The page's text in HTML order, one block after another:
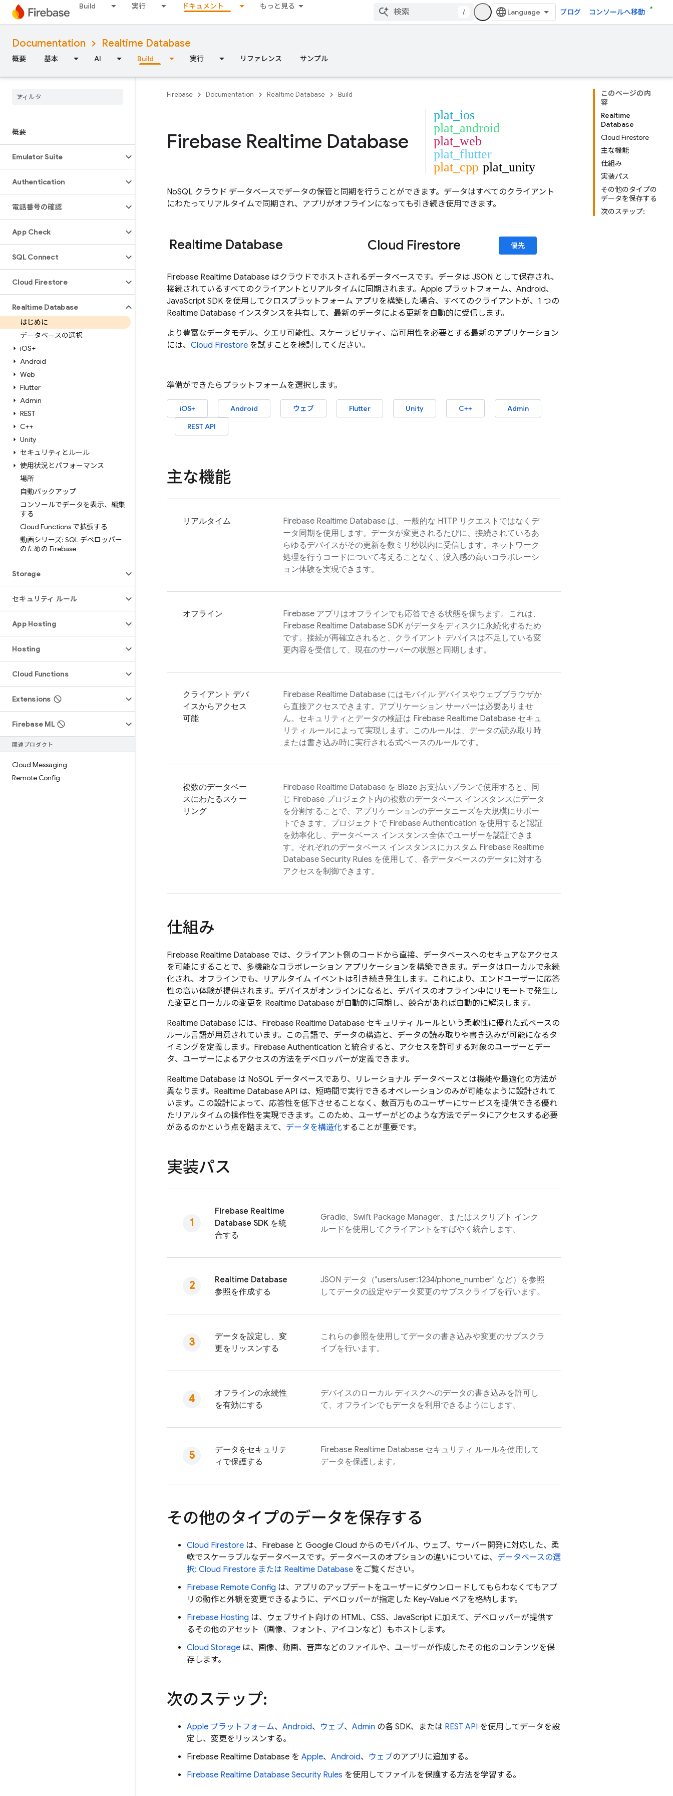
Build 実行 ドキュメント もっと見る
/ ブログ コンソールへ移動
Documentation Realtime Database
概要 基本 AI Build 実行 リファレンス サンプル
概要
Emulator Suite
Authentication
電話番号の確認
App Check
SQL Connect
Cloud Firestore
Realtime Database
はじめに
データベースの選択
iOS+
Android
Web
Flutter
Admin
REST
C++
Unity
セキュリティとルール
使用状況とパフォーマンス
場所
自動バックアップ
コンソールでデータを表示、編集
する
Cloud Functions で拡張する
動画シリーズ: SQL デベロッパー
のための Firebase
Storage
セキュリティ ルール
App Hosting
Hosting
Cloud Functions
Extensions
Firebase ML
関連プロダクト
Cloud Messaging
Remote Config
このページの内
容
Realtime
Database
Cloud Firestore
主な機能
仕組み
実装パス
その他のタイプの
データを保存する
次のステップ:
Firebase Documentation Realtime Database Build
Firebase Realtime Database
plat_ios
plat_android
plat_web
plat_flutter
plat_cpp plat_unity
NoSQL クラウド データベースでデータの保管と同期を行うことができます。データはすべてのクライアント
にわたってリアルタイムで同期され、アプリがオフラインになっても引き続き使用できます。
Realtime Database Cloud Firestore 優先
Firebase Realtime Database はクラウドでホストされるデータベースです。データは JSON として保存され、
接続されているすべてのクライアントとリアルタイムに同期されます。Apple プラットフォーム、Android、
JavaScript SDK を使用してクロスプラットフォーム アプリを構築した場合、すべてのクライアントが、1 つの
Realtime Database インスタンスを共有して、最新のデータによる更新を自動的に受信します。
より豊富なデータモデル、クエリ可能性、スケーラビリティ、高可用性を必要とする最新のアプリケーション
には、 Cloud Firestore を試すことを検討してください。
準備ができたらプラットフォームを選択します。
iOS+ Android ウェブ Flutter Unity C++
Admin
REST API
主な機能
リアルタイム Firebase Realtime Database は、一般的な HTTP リクエストではなくデ
ータ同期を使用します。データが変更されるたびに、接続されているあ
らゆるデバイスがその更新を数ミリ秒以内に受信します。ネットワーク
処理を行うコードについて考えることなく、没入感の高いコラボレーシ
ョン体験を実現できます。
オフライン
Firebase アプリはオフラインでも応答できる状態を保ちます。これは、
Firebase Realtime Database SDK がデータをディスクに永続化するため
です。接続が再確立されると、クライアント デバイスは不足している変
更内容を受信して、現在のサーバーの状態と同期します。
クライアント デバ
イスからアクセス
可能
Firebase Realtime Database にはモバイル デバイスやウェブブラウザか
ら直接アクセスできます。アプリケーション サーバーは必要ありませ
ん。セキュリティとデータの検証は Firebase Realtime Database セキュ
リティ ルールによって実現します。このルールは、データの読み取り時
または書き込み時に実行される式ベースのルールです。
複数のデータベー
スにわたるスケー
リング
Firebase Realtime Database を Blaze お支払いプランで使用すると、同
じ Firebase プロジェクト内の複数のデータベース インスタンスにデータ
を分割することで、アプリケーションのデータニーズを大規模にサポー
トできます。プロジェクトで Firebase Authentication を使用すると認証
を効率化し、データベース インスタンス全体でユーザーを認証できま
す。それぞれのデータベース インスタンスにカスタム Firebase Realtime
Database Security Rules を使用して、各データベースのデータに対する
アクセスを制御できます。
仕組み
Firebase Realtime Database では、クライアント側のコードから直接、データベースへのセキュアなアクセス
を可能にすることで、多機能なコラボレーション アプリケーションを構築できます。データはローカルで永続
化され、オフラインでも、リアルタイム イベントは引き続き発生します。これにより、エンドユーザーに応答
性の高い体験が提供されます。デバイスがオンラインになると、デバイスのオフライン中にリモートで発生し
た変更とローカルの変更を Realtime Database が自動的に同期し、競合があれば自動的に解決します。
Realtime Database には、 Firebase Realtime Database セキュリティ ルールという柔軟性に優れた式ベースの
ルール言語が用意されています。この言語で、データの構造と、データの読み取りや書き込みが可能になるタ
イミングを定義します。 Firebase Authentication と統合すると、アクセスを許可する対象のユーザーとデー
タ、ユーザーによるアクセスの方法をデベロッパーが定義できます。
Realtime Database は NoSQL データベースであり、リレーショナル データベースとは機能や最適化の方法が
異なります。 Realtime Database API は、短時間で実行できるオペレーションのみが可能なように設計されて
います。この設計によって、応答性を低下させることなく、数百万ものユーザーにサービスを提供できる優れ
たリアルタイムの操作性を実現できます。このため、ユーザーがどのような方法でデータにアクセスする必要
があるのかという点を踏まえて、 データを構造化することが重要です。
実装パス
Firebase Realtime
Database SDK を統
合する
Gradle、Swift Package Manager、またはスクリプト インク
ルードを使用してクライアントをすばやく統合します。
Realtime Database
参照を作成する
JSON データ（"users/user:1234/phone_number" など）を参照
してデータの設定やデータ変更のサブスクライブを行います。
データを設定し、変
更をリッスンする
これらの参照を使用してデータの書き込みや変更のサブスクラ
イブを行います。
オフラインの永続性
を有効にする
デバイスのローカル ディスクへのデータの書き込みを許可し
て、オフラインでもデータを利用できるようにします。
データをセキュリテ
ィで保護する
Firebase Realtime Database セキュリティ ルールを使用して
データを保護します。
その他のタイプのデータを保存する
Cloud Firestore は、Firebase と Google Cloud からのモバイル、ウェブ、サーバー開発に対応した、柔
軟でスケーラブルなデータベースです。データベースのオプションの違いについては、 データベースの選
択: Cloud Firestore または Realtime Database をご覧ください。
Firebase Remote Config は、アプリのアップデートをユーザーにダウンロードしてもらわなくてもアプ
リの動作と外観を変更できるように、デベロッパーが指定した Key-Value ペアを格納します。
Firebase Hosting は、ウェブサイト向けの HTML、CSS、JavaScript に加えて、デベロッパーが提供す
るその他のアセット（画像、フォント、アイコンなど）もホストします。
Cloud Storage は、画像、動画、音声などのファイルや、ユーザーが作成したその他のコンテンツを保
存します。
次のステップ:
Apple プラットフォーム、 Android、 ウェブ、 Admin の各 SDK、または REST API を使用してデータを設
定し、変更をリッスンする。
Firebase Realtime Database を Apple、 Android、 ウェブのアプリに追加する。
Firebase Realtime Database Security Rules を使用してファイルを保護する方法を学習する。